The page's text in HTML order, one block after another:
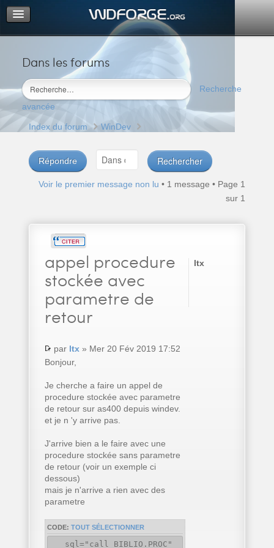
Dans les forums
Recherche
avancée
Portail
Index du forum
M’enregistrer
Connexion
Index du forum WinDev
Répondre
Voir le premier message non lu • 1 message • Page 1
sur 1
appel procedure
stockée avec
parametre de
retour
par ltx» Mer 20 Fév 2019 17:52
Bonjour,
Je cherche a faire un appel de
procedure stockée avec parametre
de retour sur as400 depuis windev.
et je n 'y arrive pas.
J'arrive bien a le faire avec une
procedure stockée sans parametre
de retour (voir un exemple ci
dessous)
mais je n'arrive a rien avec des
parametre
CODE: TOUT SÉLECTIONNER
sql="call BIBLIO.PROC"
ltx